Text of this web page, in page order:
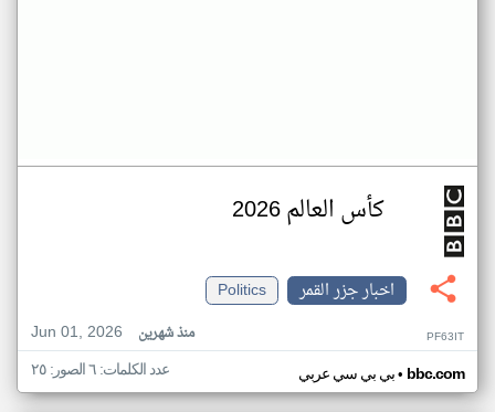
كأس العالم 2026
اخبار جزر القمر
Politics
Jun 01, 2026
منذ شهرين PF63IT
بي بي سي عربي• bbc.com عدد الكلمات: ٦ الصور: ٢٥